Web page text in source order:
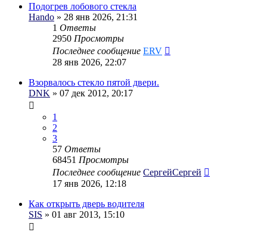
Подогрев лобового стекла
Hando » 28 янв 2026, 21:31
1 Ответы
2950 Просмотры
Последнее сообщение ERV
28 янв 2026, 22:07
Взорвалось стекло пятой двери.
DNK » 07 дек 2012, 20:17
1
2
3
57 Ответы
68451 Просмотры
Последнее сообщение СергейСергей
17 янв 2026, 12:18
Как открыть дверь водителя
SIS » 01 авг 2013, 15:10